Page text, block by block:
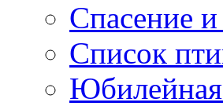
Спасение
Список